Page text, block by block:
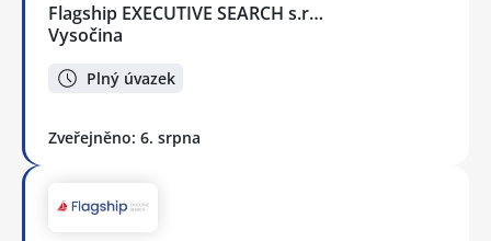
Flagship EXECUTIVE SEARCH s.r…
Vysočina
Plný úvazek
Zveřejněno: 6. srpna